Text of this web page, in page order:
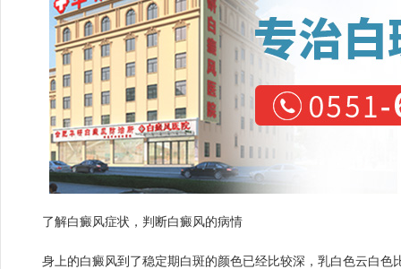
了解白癜风症状，判断白癜风的病情
身上的白癜风到了稳定期白斑的颜色已经比较深，乳白色云白色